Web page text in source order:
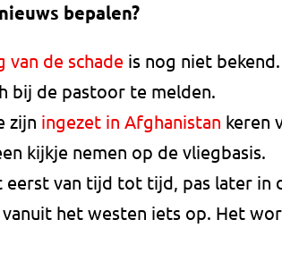
bepalen?
van de schade is nog niet
bij de pastoor te melden.
zijn ingezet in Afghanistan keren
kijkje nemen op de vliegbasis.
eerst van tijd tot tijd, pas later in
het westen iets op. Het